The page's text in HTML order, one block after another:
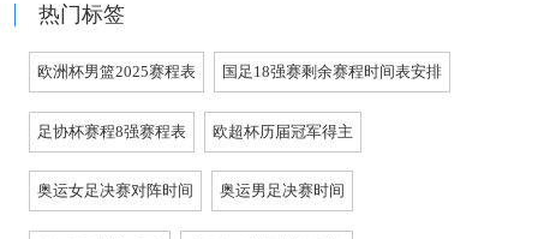
热门标签
欧洲杯男篮2025赛程表 国足18强赛剩余赛程时间表安排
足协杯赛程8强赛程表 欧超杯历届冠军得主
奥运女足决赛对阵时间 奥运男足决赛时间